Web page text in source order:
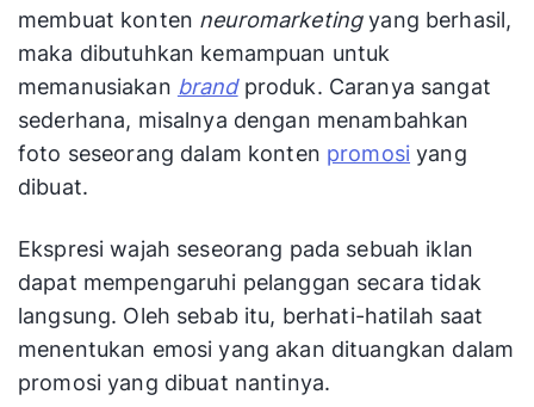
membuat konten neuromarketingyang berhasil,
maka dibutuhkan kemampuan untuk
memanusiakan brandproduk. Caranya sangat
sederhana, misalnya dengan menambahkan
foto seseorang dalam konten promosi yang
dibuat.
Ekspresi wajah seseorang pada sebuah iklan
dapat mempengaruhi pelanggan secara tidak
langsung. Oleh sebab itu, berhati-hatilah saat
menentukan emosi yang akan dituangkan dalam
promosi yang dibuat nantinya.